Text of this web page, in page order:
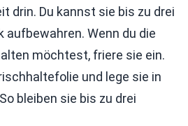
drin. Du kannst sie bis zu drei
aufbewahren. Wenn du die
möchtest, friere sie ein.
und lege sie in
bleiben sie bis zu drei